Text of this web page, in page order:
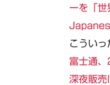
ーを「世
こうい
富士通
深夜販